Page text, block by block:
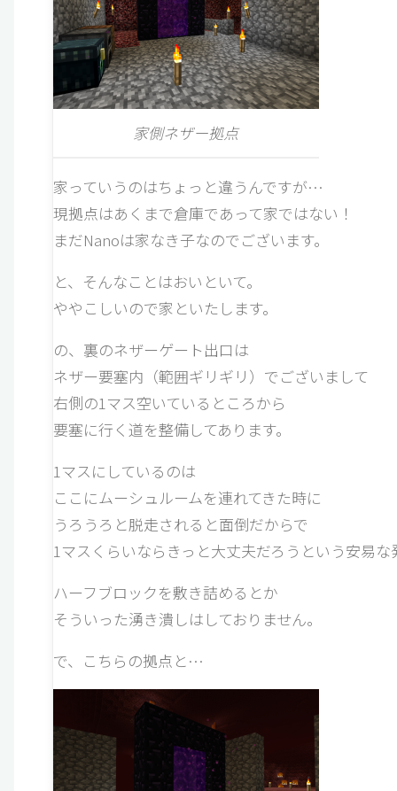
家側ネザー拠点
家っていうのはちょっと違うんですが…
現拠点はあくまで倉庫であって家ではない！
まだNanoは家なき子なのでございます。
と、そんなことはおいといて。
ややこしいので家といたします。
の、裏のネザーゲート出口は
ネザー要塞内（範囲ギリギリ）でございまして
右側の1マス空いているところから
要塞に行く道を整備してあります。
1マスにしているのは
ここにムーシュルームを連れてきた時に
うろうろと脱走されると面倒だからで
1マスくらいならきっと大丈夫だろうという安易な
ハーフブロックを敷き詰めるとか
そういった湧き潰しはしておりません。
で、こちらの拠点と…